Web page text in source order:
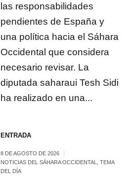
las responsabilidades
pendientes de España y
una política hacia el Sáhara
Occidental que considera
necesario revisar. La
diputada saharaui Tesh Sidi
ha realizado en una...
ENTRADA
8 DE AGOSTO DE 2026
NOTICIAS DEL SÁHARA OCCIDENTAL
,TEMA
DEL DÍA